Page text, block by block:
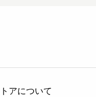
アについて